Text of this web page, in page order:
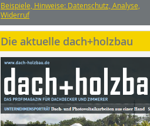
Beispiele, Hinweise: Datenschutz, Analyse,
Widerruf
Die aktuelle dach+holzbau